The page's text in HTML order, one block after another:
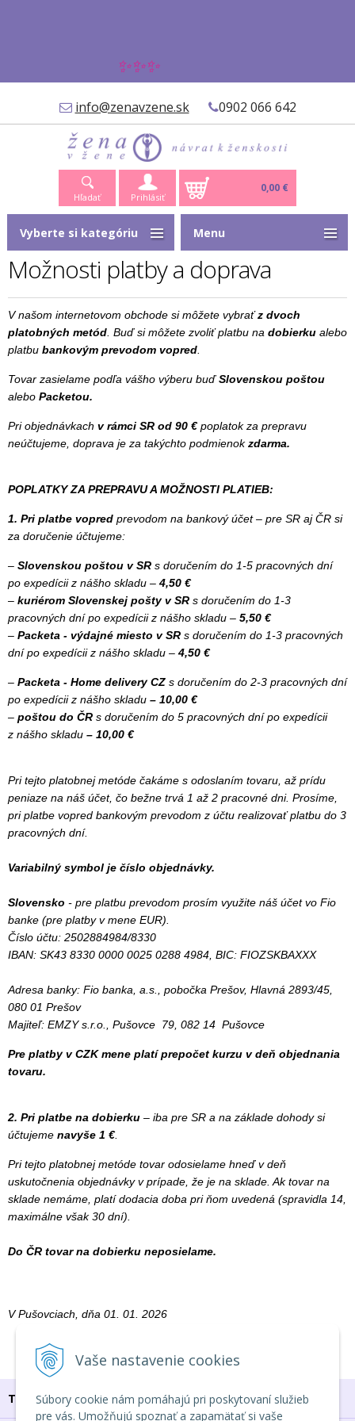
Vaše nastavenie cookies
Súbory cookie nám pomáhajú pri poskytovaní služieb
pre vás. Umožňujú spoznať a zapamätať si vaše
✨✨✨
info@zenavzene.sk 0902 066 642
Hľadať Prihlásiť
0,00 €
Možnosti platby a doprava
V našom internetovom obchode si môžete vybraťz dvoch
platobných metód . Buď si môžete zvoliť platbu na dobierku alebo
platbu bankovým prevodom vopred
Tovar zasielame podľa vášho výberu buďSlovenskou poštou
alebo Packetou.
Pri objednávkach v rámci SR od 90 €poplatok za prepravu
neúčtujeme, doprava je za takýchto podmienokzdarma.
POPLATKY ZA PREPRAVU A MOŽNOSTI PLATIEB:
1. Pri platbe vopred prevodom na bankový účet – pre SR aj ČR si
za doručenie účtujeme:
– Slovenskou poštou v SR s doručením do 1-5 pracovných dní
po expedícii z nášho skladu – 4,50 €
– kuriérom Slovenskej pošty v SR s doručením do 1-3
pracovných dní po expedícii z nášho skladu – 5,50 €
– Packeta - výdajné miesto vSR s doručením do 1-3 pracovných
dní po expedícii z nášho skladu – 4,50 €
– Packeta - Home delivery CZ s doručením do 2-3 pracovných dní
po expedícii z nášho skladu – 10,00 €
– poštou do ČR s doručením do 5 pracovných dní po expedícii
z nášho skladu – 10,00 €
Pri tejto platobnej metóde čakáme s odoslaním tovaru, až prídu
peniaze na náš účet, čo bežne trvá 1 až 2 pracovné dni. Prosíme,
pri platbe vopred bankovým prevodom z účtu realizovať platbu do 3
pracovných dní.
Variabilný symbol je číslo objednávky.
Slovensko - pre platbu prevodom prosím využite náš účet vo Fio
banke (pre platby v mene EUR).
Číslo účtu: 2502884984/8330
IBAN: SK43 8330 0000 0025 0288 4984, BIC: FIOZSKBAXXX
Adresa banky: Fio banka, a.s., pobočka Prešov, Hlavná 2893/45,
080 01 Prešov
Majiteľ: EMZY s.r.o., Pušovce 79, 082 14 Pušovce
Pre platby v CZK mene platí prepočet kurzu v deň objednania
tovaru.
2. Pri platbe na dobierku – iba pre SR a na základe dohody si
účtujeme navyše 1 €.
Pri tejto platobnej metóde tovar odosielame hneď v deň
uskutočnenia objednávky v prípade, že je na sklade. Ak tovar na
sklade nemáme, platí dodacia doba pri ňom uvedená (spravidla 14,
maximálne však 30 dní).
Do ČR tovar na dobierku neposielame.
V Pušovciach, dňa 01. 01. 2026
Vyberte si kategóriu Menu
TU NÁS NÁJDEŠ